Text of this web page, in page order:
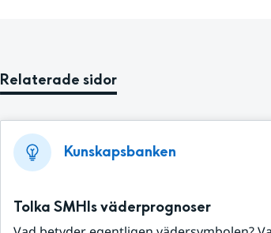
Relaterade sidor
Kunskapsbanken
Tolka SMHIs väderprognoser